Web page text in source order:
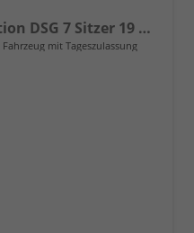
2.0 TDI 142 kW 4x4 Selection DSG 7 Sitzer 19 Zoll AHK el. HK
Fahrzeug mit Tageszulassung